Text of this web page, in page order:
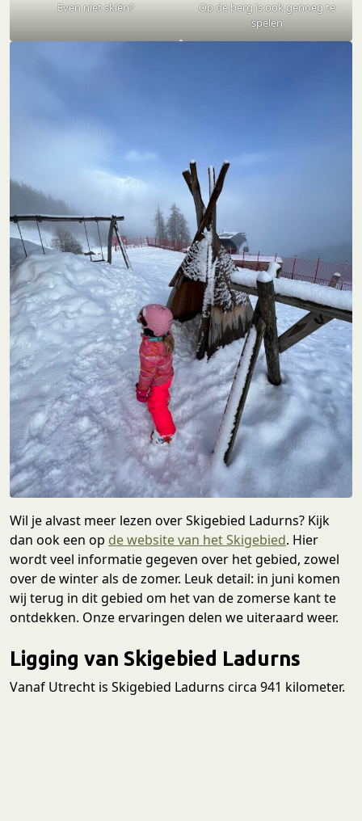
Even niet skiën?
Op de berg is ook genoeg te
spelen
Wil je alvast meer lezen over Skigebied Ladurns? Kijk
dan ook een op de website van het Skigebied. Hier
wordt veel informatie gegeven over het gebied, zowel
over de winter als de zomer. Leuk detail: in juni komen
wij terug in dit gebied om het van de zomerse kant te
ontdekken. Onze ervaringen delen we uiteraard weer.
Ligging van Skigebied Ladurns
Vanaf Utrecht is Skigebied Ladurns circa 941 kilometer.